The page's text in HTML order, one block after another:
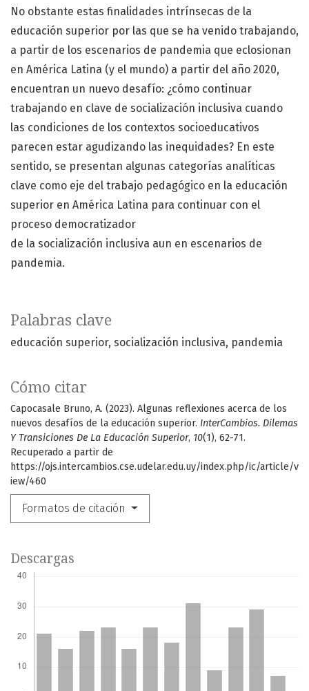
Palabras clave
educación superior socialización inclusiva pandemia
Cómo citar
Capocasale Bruno, A. (2023). Algunas reflexiones acerca de los
nuevos desafíos de la educación superior. InterCambios. Dilemas
Y Transiciones De La Educación Superior, 10(1), 62-71.
Recuperado a partir de
https://ojs.intercambios.cse.udelar.edu.uy/index.php/ic/article/v
iew/460
Formatos de citación
No obstante estas finalidades intrínsecas de la
educación superior por las que se ha venido trabajando,
a partir de los escenarios de pandemia que eclosionan
en América Latina (y el mundo) a partir del año 2020,
encuentran un nuevo desafío: ¿cómo continuar
trabajando en clave de socialización inclusiva cuando
las condiciones de los contextos socioeducativos
parecen estar agudizando las inequidades? En este
sentido, se presentan algunas categorías analíticas
clave como eje del trabajo pedagógico en la educación
superior en América Latina para continuar con el
proceso democratizador
de la socialización inclusiva aun en escenarios de
pandemia.
Descargas